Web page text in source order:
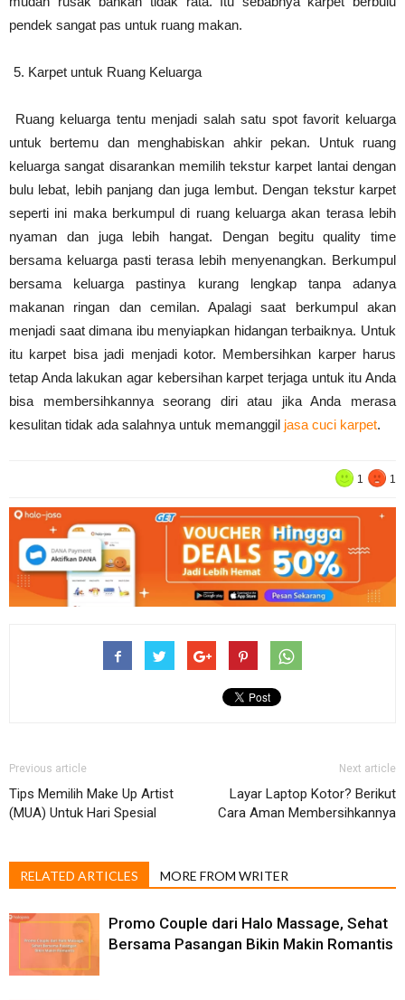
pendek sangat pas untuk ruang makan.
Karpet untuk Ruang Keluarga
Ruang keluarga tentu menjadi salah satu spot favorit keluarga
untuk bertemu dan menghabiskan ahkir pekan. Untuk ruang
keluarga sangat disarankan memilih tekstur karpet lantai dengan
bulu lebat, lebih panjang dan juga lembut. Dengan tekstur karpet
seperti ini maka berkumpul di ruang keluarga akan terasa lebih
nyaman dan juga lebih hangat. Dengan begitu quality time
bersama keluarga pasti terasa lebih menyenangkan. Berkumpul
bersama keluarga pastinya kurang lengkap tanpa adanya
makanan ringan dan cemilan. Apalagi saat berkumpul akan
menjadi saat dimana ibu menyiapkan hidangan terbaiknya. Untuk
itu karpet bisa jadi menjadi kotor. Membersihkan karper harus
tetap Anda lakukan agar kebersihan karpet terjaga untuk itu Anda
bisa membersihkannya seorang diri atau jika Anda merasa
kesulitan tidak ada salahnya untuk memanggil jasa cuci karpet.
1 1
Previous article
Tips Memilih Make Up Artist
(MUA) Untuk Hari Spesial
Next article
Layar Laptop Kotor? Berikut
Cara Aman Membersihkannya
RELATED ARTICLES MORE FROM WRITER
Promo Couple dari Halo Massage, Sehat
Bersama Pasangan Bikin Makin Romantis